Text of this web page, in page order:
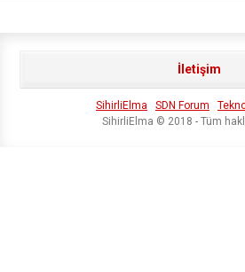
İletişim
SihirliElma SDN Forum
SihirliElma © 2018 - Tüm